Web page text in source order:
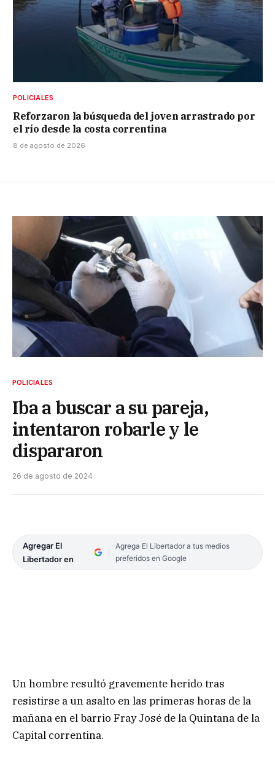
POLICIALES
Reforzaron la búsqueda del joven arrastrado por
el río desde la costa correntina
8 de agosto de 2026
POLICIALES
Iba a buscar a su pareja,
intentaron robarle y le
dispararon
26 de agosto de 2024
Agregar El
Libertador en
Agrega El Libertador a tus medios
preferidos en Google
Un hombre resultó gravemente herido tras
resistirse a un asalto en las primeras horas de la
mañana en el barrio Fray José de la Quintana de la
Capital correntina.